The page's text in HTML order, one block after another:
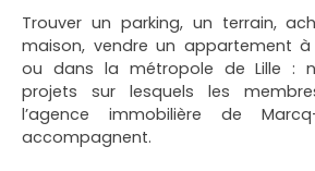
Trouver un parking, un terrain,
maison, vendre un appartement à
ou dans la métropole de Lille:
projets sur lesquels les
l’agence immobilière de
accompagnent.